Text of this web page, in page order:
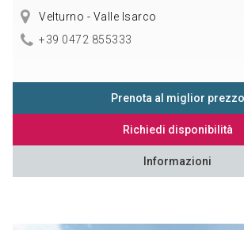
Velturno - Valle Isarco
+39 0472 855333
Prenota al miglior prezzo
Richiedi disponibilità
Informazioni